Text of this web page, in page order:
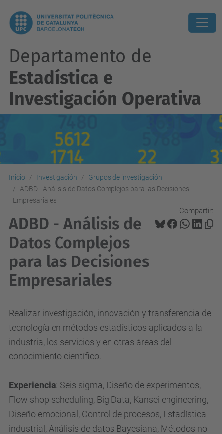
Departamento de
Estadística e
Investigación Operativa
Inicio Investigación
Grupos de investigación
ADBD - Análisis de Datos Complejos para las Decisiones
Empresariales
Compartir:
ADBD - Análisis de
Datos Complejos
para las Decisiones
Empresariales
Realizar investigación, innovación y transferencia de
tecnología en métodos estadísticos aplicados a la
industria, los servicios y en otras áreas del
conocimiento científico.
Experiencia: Seis sigma, Diseño de experimentos,
Flow shop scheduling, Big Data, Kansei engineering,
Diseño emocional, Control de procesos, Estadística
industrial, Análisis de datos Bayesiana, Métodos no